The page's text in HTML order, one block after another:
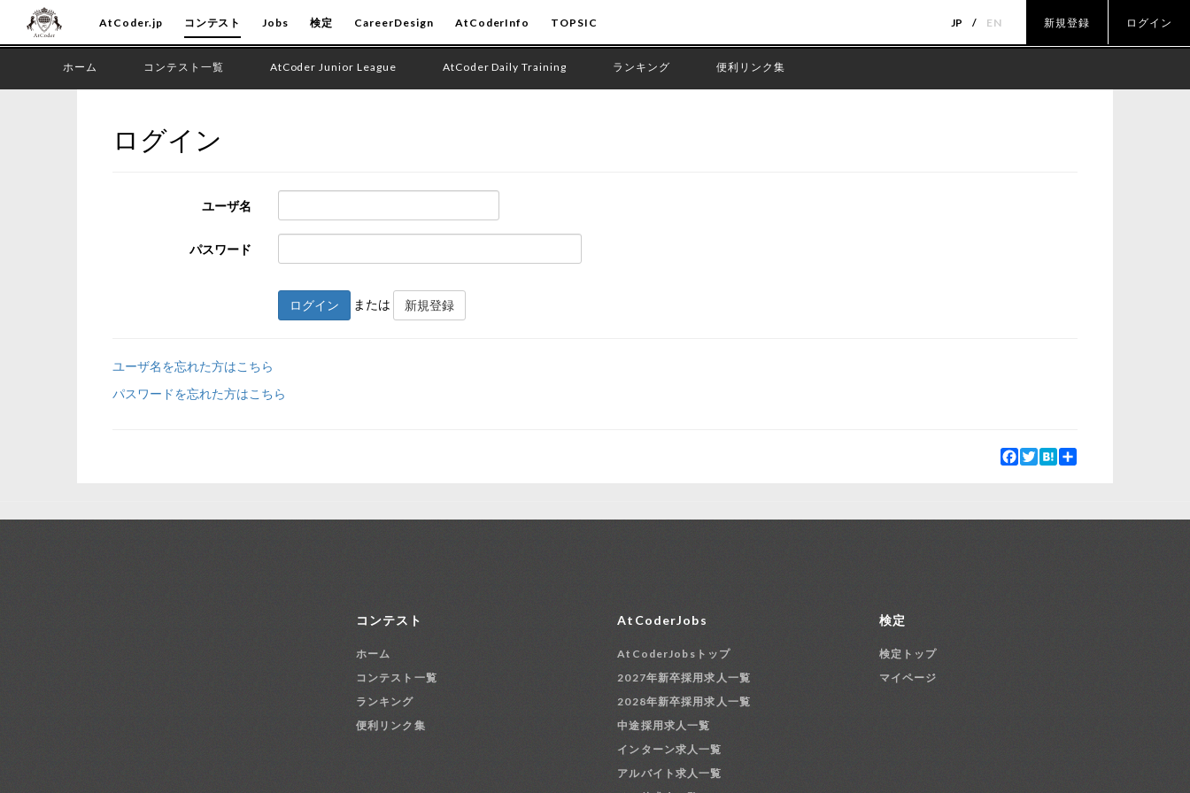
AtCoder.jp コンテスト Jobs 検定 CareerDesign AtCoderInfo TOPSIC JP EN 新規登録 ログイン
ホーム コンテスト一覧 AtCoder Junior League AtCoder Daily Training ランキング 便利リンク集
ログイン
ユーザ名
パスワード
ログイン または 新規登録
ユーザ名を忘れた方はこちら
パスワードを忘れた方はこちら
Facebook
Twitter
Hatena
コンテスト
ホーム
コンテスト一覧
ランキング
便利リンク集
AtCoderJobs
AtCoderJobsトップ
2027年新卒採用求人一覧
2028年新卒採用求人一覧
中途採用求人一覧
インターン求人一覧
アルバイト求人一覧
検定
検定トップ
マイページ